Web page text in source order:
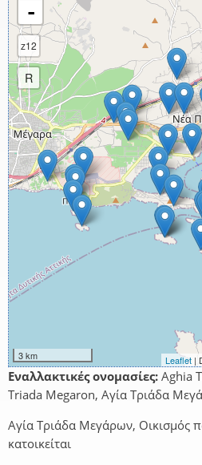
-
z12
R
3 km Leaflet |
Εναλλακτικές ονομασίες: Aghia
Triada Megaron, Αγία Τριάδα
Αγία Τριάδα Μεγάρων, Οικισμός
κατοικείται